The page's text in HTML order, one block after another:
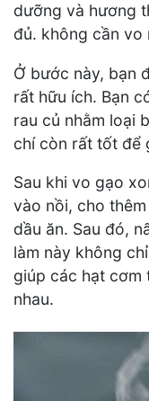
dưỡng và hương
đủ. không cần vo
Ở bước này, bạn
rất hữu ích. Bạn
rau củ nhằm loại
chí còn rất tốt để
Sau khi vo gạo
vào nồi, cho
dầu ăn. Sau đó,
làm này không
giúp các hạt cơm
nhau.